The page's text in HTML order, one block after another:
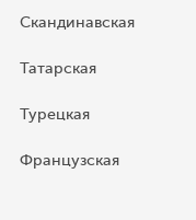
Скандинавская
Татарская
Турецкая
Французская